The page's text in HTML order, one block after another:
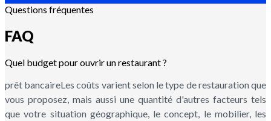
Questions fréquentes
FAQ
Quel budget pour ouvrir un restaurant ?
prêt bancaireLes coûts varient selon le type de restauration que
vous proposez, mais aussi une quantité d'autres facteurs tels
que votre situation géographique, le concept, le mobilier, les